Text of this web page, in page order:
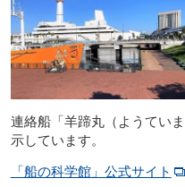
連絡船「羊蹄丸（ようてい
示しています。
「船の科学館」公式サイト